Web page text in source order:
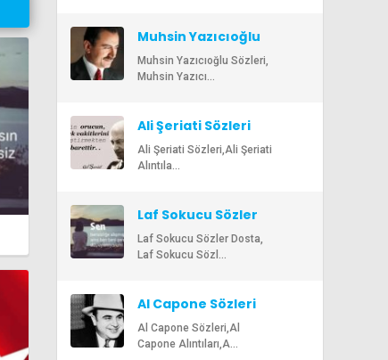
Muhsin Yazıcıoğlu
Sözleri
Muhsin Yazıcıoğlu Sözleri,
Muhsin Yazıcı...
Ali Şeriati Sözleri
Ali Şeriati Sözleri,Ali Şeriati
Alıntıla...
Laf Sokucu Sözler
Laf Sokucu Sözler Dosta,
Laf Sokucu Sözl...
Al Capone Sözleri
Al Capone Sözleri,Al
Capone Alıntıları,A...